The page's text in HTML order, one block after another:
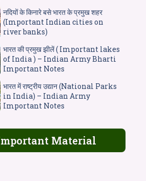
नदियों के किनारे बसे भारत के प्रमुख शहर
(Important Indian cities on
river banks)
भारत की प्रमुख झीलें ( Important lakes
of India ) – Indian Army Bharti
Important Notes
भारत में राष्ट्रीय उद्यान (National Parks
in India) – Indian Army
Important Notes
Material